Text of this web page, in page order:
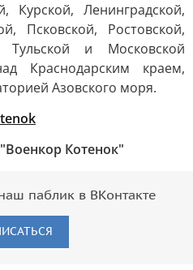
Курской, Ленинградской,
Псковской, Ростовской,
Тульской и Московской
Краснодарским краем,
Азовского моря.
Котенок"
паблик в ВКонтакте